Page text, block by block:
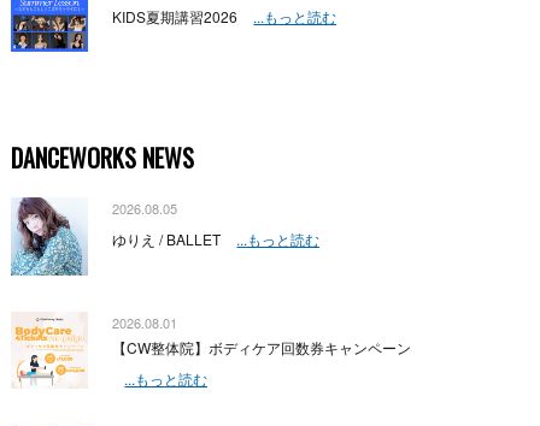
KIDS夏期講習2026 ...もっと読む
DANCEWORKS NEWS
2026.08.05
ゆりえ / BALLET ...もっと読む
2026.08.01
【CW整体院】ボディケア回数券キャンペーン
...もっと読む